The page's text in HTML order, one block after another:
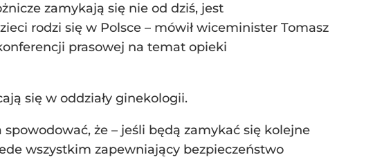
zamykają się nie od dziś, jest
rodzi się w Polsce – mówił wiceminister Tomasz
prasowej na temat opieki
się w oddziały ginekologii.
że – jeśli będą zamykać się kolejne
wszystkim zapewniający bezpieczeństwo